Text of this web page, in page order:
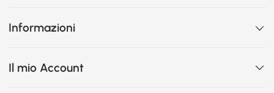
Informazioni
Il mio Account